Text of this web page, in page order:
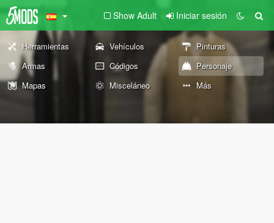
Show Adult Iniciar sesión
Herramientas Vehículos
Pinturas
Armas
Códigos
Personaje
Mapas
Misceláneo Más